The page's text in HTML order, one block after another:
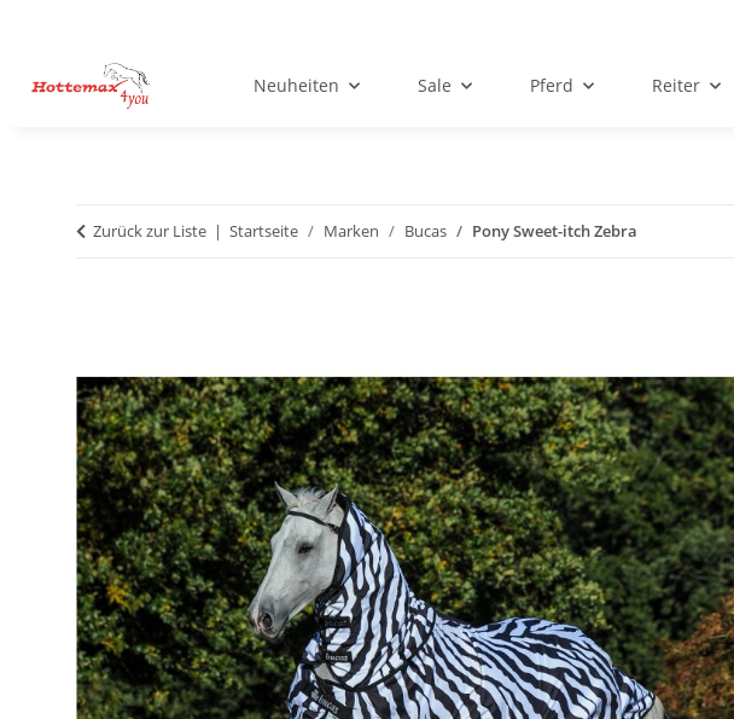
Neuheiten Sale Pferd Reiter
Zurück zur Liste Startseite Marken Bucas Pony Sweet-itch Zebra